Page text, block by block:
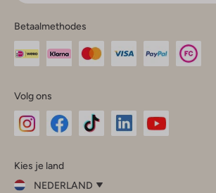
Betaalmethodes
Volg ons
InstagramFacebook
Kies je land
NEDERLAND